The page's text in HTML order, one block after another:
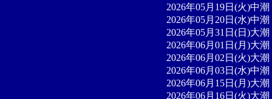
2026年05月19日(火)中
2026年05月20日(水)中
2026年05月31日(日)大
2026年06月01日(月)大
2026年06月02日(火)大
2026年06月03日(水)中
2026年06月15日(月)大
2026年06月16日(火)大